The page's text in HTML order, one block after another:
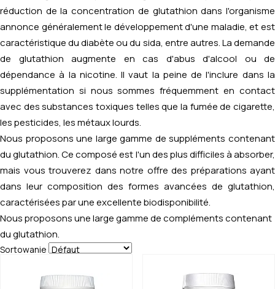
réduction de la concentration de glutathion dans l'organisme
annonce généralement le développement d'une maladie, et est
caractéristique du diabète ou du sida, entre autres. La demande
de glutathion augmente en cas d'abus d'alcool ou de
dépendance à la nicotine. Il vaut la peine de l'inclure dans la
supplémentation si nous sommes fréquemment en contact
avec des substances toxiques telles que la fumée de cigarette,
les pesticides, les métaux lourds.
Nous proposons une large gamme de suppléments contenant
du glutathion. Ce composé est l'un des plus difficiles à absorber,
mais vous trouverez dans notre offre des préparations ayant
dans leur composition des formes avancées de glutathion,
caractérisées par une excellente biodisponibilité.
Nous proposons une large gamme de compléments contenant
du glutathion.
Sortowanie